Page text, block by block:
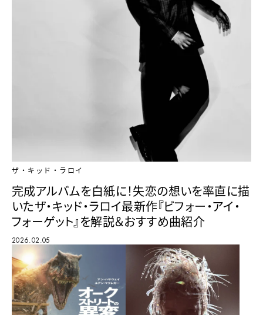
ザ・キッド・ラロイ
完成アルバムを白紙に！失恋の想いを率直に描
いたザ・キッド・ラロイ最新作『ビフォー・アイ・
フォーゲット』を解説＆おすすめ曲紹介
2026.02.05